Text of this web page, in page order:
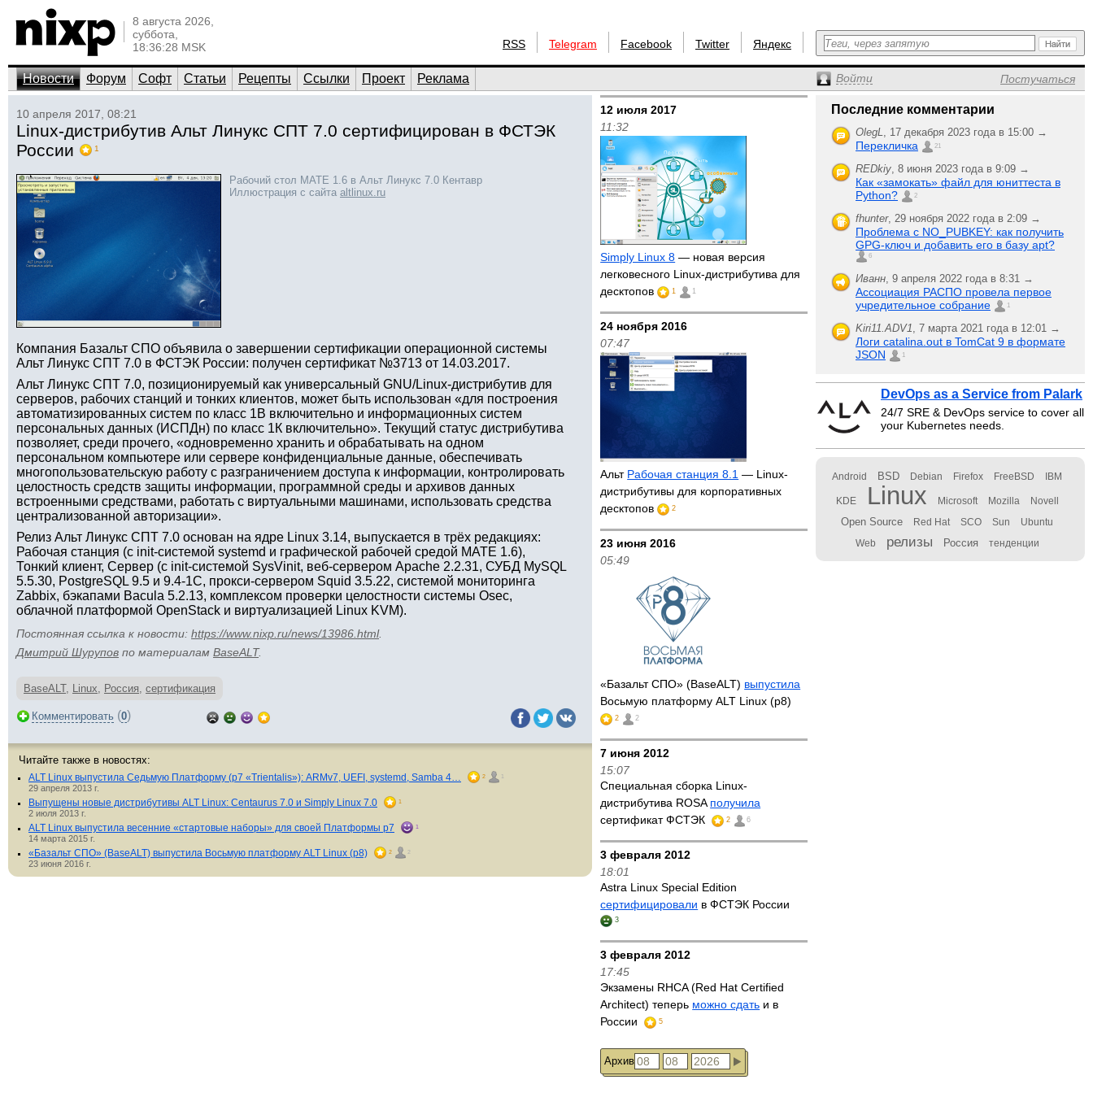
8 августа 2026,
суббота,
18:36:28 MSK
RSS Telegram Facebook Twitter Яндекс
Новости Форум Софт Статьи Рецепты Ссылки Проект Реклама Войти Постучаться
10 апреля 2017, 08:21
Linux-дистрибутив Альт Линукс СПТ 7.0 сертифицирован в ФСТЭК
России
1
Рабочий стол MATE 1.6 в Альт Линукс 7.0 Кентавр
Иллюстрация с сайта altlinux.ru
Компания Базальт СПО объявила о завершении сертификации операционной системы
Альт Линукс СПТ 7.0 в ФСТЭК России: получен сертификат №3713 от 14.03.2017.
Альт Линукс СПТ 7.0, позиционируемый как универсальный GNU/Linux-дистрибутив для
серверов, рабочих станций и тонких клиентов, может быть использован «для построения
автоматизированных систем по класс 1В включительно и информационных систем
персональных данных (ИСПДн) по класс 1К включительно». Текущий статус дистрибутива
позволяет, среди прочего, «одновременно хранить и обрабатывать на одном
персональном компьютере или сервере конфиденциальные данные, обеспечивать
многопользовательскую работу с разграничением доступа к информации, контролировать
целостность средств защиты информации, программной среды и архивов данных
встроенными средствами, работать с виртуальными машинами, использовать средства
централизованной авторизации».
Релиз Альт Линукс СПТ 7.0 основан на ядре Linux 3.14, выпускается в трёх редакциях:
Рабочая станция (с init-системой systemd и графической рабочей средой MATE 1.6),
Тонкий клиент, Сервер (с init-системой SysVinit, веб-сервером Apache 2.2.31, СУБД MySQL
5.5.30, PostgreSQL 9.5 и 9.4-1С, прокси-сервером Squid 3.5.22, системой мониторинга
Zabbix, бэкапами Bacula 5.2.13, комплексом проверки целостности системы Osec,
облачной платформой OpenStack и виртуализацией Linux KVM).
Постоянная ссылка к новости: https://www.nixp.ru/news/13986.html.
Дмитрий Шурупов по материалам BaseALT.
BaseALT, Linux, Россия, сертификация
Комментировать (0)
Читайте также в новостях:
ALT Linux выпустила Седьмую Платформу (p7 «Trientalis»): ARMv7, UEFI, systemd, Samba 4… 2 1
29 апреля 2013 г.
Выпущены новые дистрибутивы ALT Linux: Centaurus 7.0 и Simply Linux 7.0 1
2 июля 2013 г.
ALT Linux выпустила весенние «стартовые наборы» для своей Платформы p7 1
14 марта 2015 г.
«Базальт СПО» (BaseALT) выпустила Восьмую платформу ALT Linux (p8) 2 2
23 июня 2016 г.
12 июля 2017
11:32
Simply Linux 8 — новая версия
легковесного Linux-дистрибутива для
десктопов
1 1
24 ноября 2016
07:47
Альт Рабочая станция 8.1 — Linux-
дистрибутивы для корпоративных
десктопов
2
23 июня 2016
05:49
«Базальт СПО» (BaseALT) выпустила
Восьмую платформу ALT Linux (p8)
2 2
7 июня 2012
15:07
Специальная сборка Linux-
дистрибутива ROSA получила
сертификат ФСТЭК
2 6
3 февраля 2012
18:01
Astra Linux Special Edition
сертифицировали в ФСТЭК России
3
3 февраля 2012
17:45
Экзамены RHCA (Red Hat Certified
Architect) теперь можно сдать и в
России
5
Архив
Последние комментарии
OlegL, 17 декабря 2023 года в 15:00 →
Перекличка 21
REDkiy, 8 июня 2023 года в 9:09 →
Как «замокать» файл для юниттеста в
Python?
2
fhunter, 29 ноября 2022 года в 2:09 →
Проблема с NO_PUBKEY: как получить
GPG-ключ и добавить его в базу apt?
6
Иванн, 9 апреля 2022 года в 8:31 →
Ассоциация РАСПО провела первое
учредительное собрание
1
Kiri11.ADV1, 7 марта 2021 года в 12:01 →
Логи catalina.out в TomCat 9 в формате
JSON
1
DevOps as a Service from Palark
24/7 SRE & DevOps service to cover all
your Kubernetes needs.
Android BSD Debian Firefox FreeBSD IBM
KDE Linux Microsoft Mozilla Novell
Open Source Red Hat SCO Sun Ubuntu
Web релизы Россия тенденции